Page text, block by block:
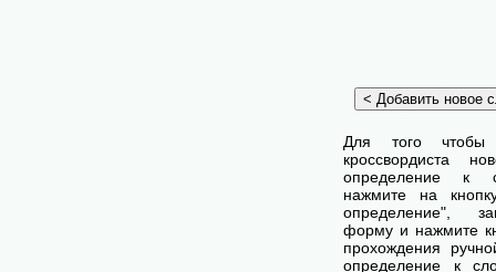
Для того чтобы
кроссвордиста
определение к
нажмите на
определение",
форму и нажмите
прохождения
определение к